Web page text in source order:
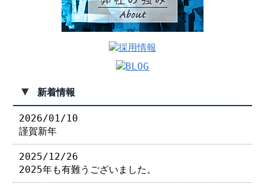
▼ 新着情報
2026/01/10
謹賀新年
2025/12/26
2025年も有難うございました。